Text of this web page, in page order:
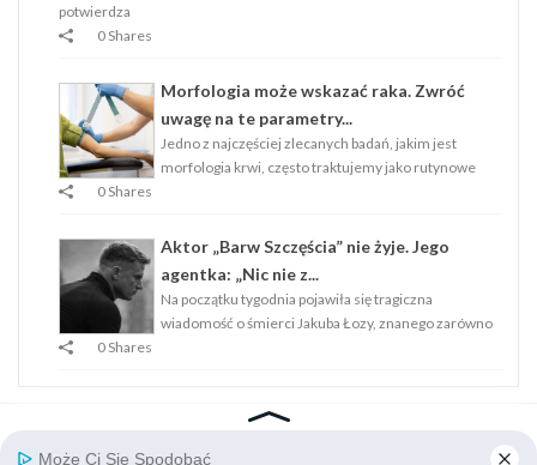
potwierdza
0 Shares
Morfologia może wskazać raka. Zwróć
uwagę na te parametry...
Jedno z najczęściej zlecanych badań, jakim jest
morfologia krwi, często traktujemy jako rutynowe
0 Shares
Aktor „Barw Szczęścia” nie żyje. Jego
agentka: „Nic nie z...
Na początku tygodnia pojawiła się tragiczna
wiadomość o śmierci Jakuba Łozy, znanego zarówno
0 Shares